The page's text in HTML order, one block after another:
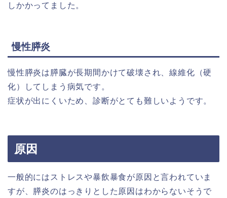
しかかってました。
慢性膵炎
慢性膵炎は膵臓が長期間かけて破壊され、線維化（硬
化）してしまう病気です。
症状が出にくいため、診断がとても難しいようです。
原因
一般的にはストレスや暴飲暴食が原因と言われていま
すが、膵炎のはっきりとした原因はわからないそうで